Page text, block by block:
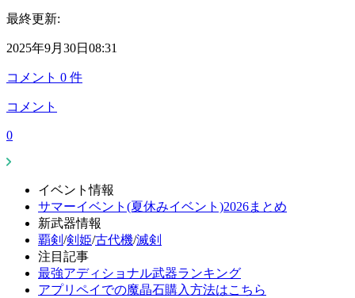
最終更新:
2025年9月30日08:31
コメント 0 件
コメント
0
イベント情報
サマーイベント(夏休みイベント)2026まとめ
新武器情報
覇剣 /剣姫/古代機/滅剣
注目記事
最強アディショナル武器ランキング
アプリペイでの魔晶石購入方法はこちら